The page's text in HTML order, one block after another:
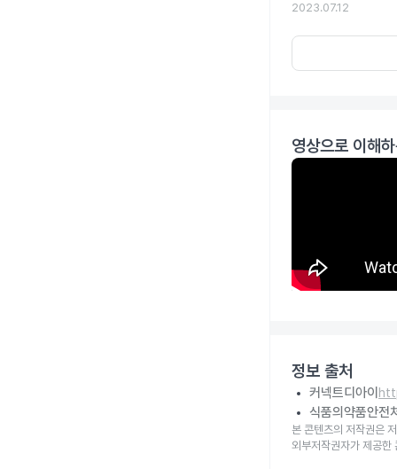
2023.07.12
영상으로 이해
정보 출처
커넥트디아이
식품의약품안전
본 콘텐츠의 저작권은
외부저작권자가 제공한